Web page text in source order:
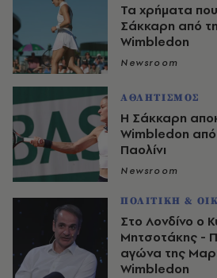
Τα χρήματα
Σάκκαρη από
Wimbledon
Newsroom
ΑΘΛΗΤΙΣΜΟΣ
Η Σάκκαρη
Wimbledon
Παολίνι
Newsroom
ΠΟΛΙΤΙΚΗ &
Στο Λονδίνο ο
Μητσοτάκης -
αγώνα της
Wimbledon